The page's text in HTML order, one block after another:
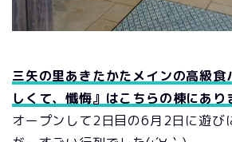
三矢の里あきたかたメインの高級食
しくて、懺悔』はこちらの棟にあり
オープンして2日目の6月2日に遊び